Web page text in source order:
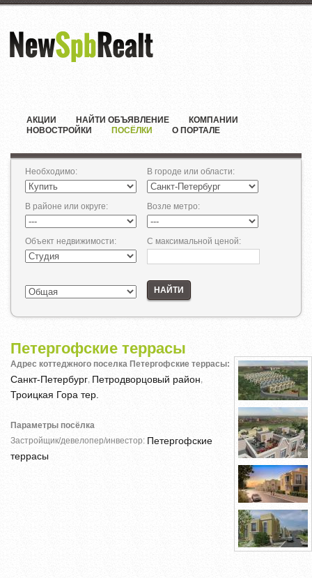
АКЦИИ НАЙТИ ОБЪЯВЛЕНИЕ
КОМПАНИИ
НОВОСТРОЙКИ
ПОСЁЛКИ О ПОРТАЛЕ
Необходимо: В городе или области:
В районе или округе: Возле метро:
Объект недвижимости: С максимальной ценой:
НАЙТИ
Петергофские террасы
Адрес коттеджного поселка Петергофские террасы:
Санкт-Петербург Петродворцовый район
Троицкая Гора тер.
Параметры посёлка
Застройщик/девелопер/инвестор: Петергофские
террасы